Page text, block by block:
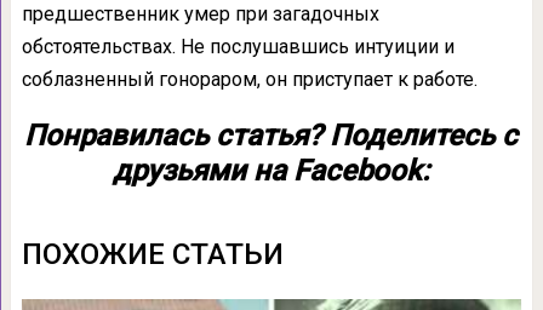
предшественник умер при загадочных
обстоятельствах. Не послушавшись интуиции и
соблазненный гонораром, он приступает к работе.
Понравилась статья? Поделитесь с
друзьями на Facebook:
ПОХОЖИЕ СТАТЬИ